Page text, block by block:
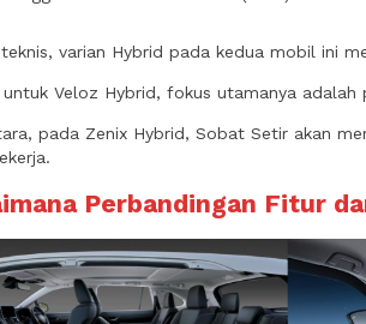
varian Hybrid pada kedua mobil ini
untuk Veloz Hybrid, fokus utamanya
pada Zenix Hybrid, Sobat Setir akan
Perbandingan Fitur